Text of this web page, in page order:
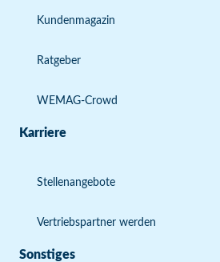
Kundenmagazin
Ratgeber
WEMAG-Crowd
Karriere
Stellenangebote
Vertriebspartner werden
Sonstiges